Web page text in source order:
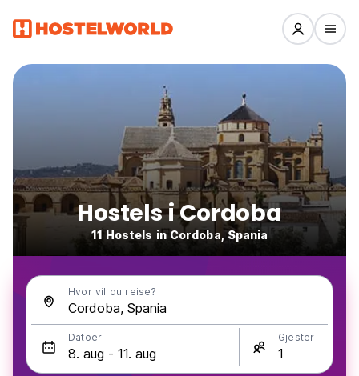
Hostels i Cordoba
11 Hostels in Cordoba, Spania
Hvor vil du reise?
Datoer Gjester